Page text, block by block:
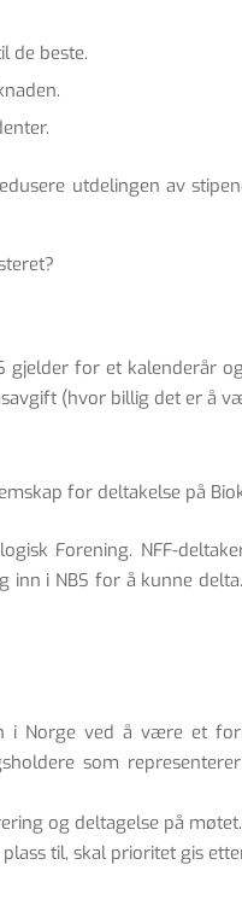
de beste.
utdelingen av
gjelder for et
(hvor billig det er å
for deltakelse på
Forening. NFF-
i NBS for å kunne
i Norge ved å være et
som
og deltagelse på møtet.
til, skal prioritet gis